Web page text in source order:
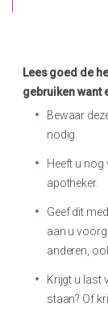
Lees goed de
gebruiken want
Bewaar
nodig.
Heeft u
apotheker.
Geef dit
aan u
anderen,
Krijgt u last
staan? Of